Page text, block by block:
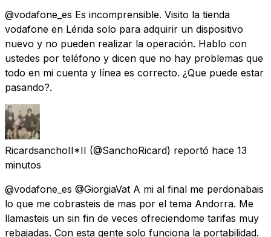
@vodafone_es Es incomprensible. Visito la tienda
vodafone en Lérida solo para adquirir un dispositivo
nuevo y no pueden realizar la operación. Hablo con
ustedes por teléfono y dicen que no hay problemas que
todo en mi cuenta y línea es correcto. ¿Que puede estar
pasando?.
RicardsanchoII*II (@SanchoRicard) reportó hace 13
minutos
@vodafone_es @GiorgiaVat A mi al final me perdonabais
lo que me cobrasteis de mas por el tema Andorra. Me
llamasteis un sin fin de veces ofreciendome tarifas muy
rebajadas. Con esta gente solo funciona la portabilidad.